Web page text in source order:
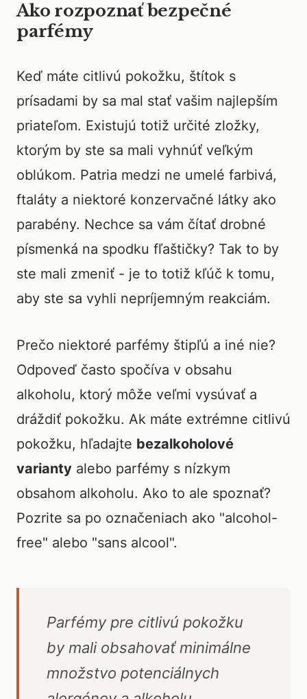
Ako rozpoznať bezpečné
parfémy
Keď máte citlivú pokožku, štítok s
prísadami by sa mal stať vašim najlepším
priateľom. Existujú totiž určité zložky,
ktorým by ste sa mali vyhnúť veľkým
oblúkom. Patria medzi ne umelé farbivá,
ftaláty a niektoré konzervačné látky ako
parabény. Nechce sa vám čítať drobné
písmenká na spodku fľaštičky? Tak to by
ste mali zmeniť - je to totiž kľúč k tomu,
aby ste sa vyhli nepríjemným reakciám.
Prečo niektoré parfémy štipľú a iné nie?
Odpoveď často spočíva v obsahu
alkoholu, ktorý môže veľmi vysúvať a
dráždiť pokožku. Ak máte extrémne citlivú
pokožku, hľadajte bezalkoholové
varianty alebo parfémy s nízkym
obsahom alkoholu. Ako to ale spoznať?
Pozrite sa po označeniach ako "alcohol-
free" alebo "sans alcool".
Parfémy pre citlivú pokožku
by mali obsahovať minimálne
množstvo potenciálnych